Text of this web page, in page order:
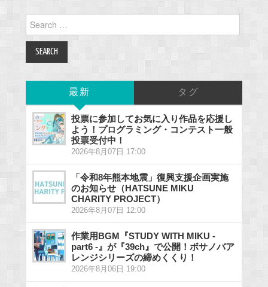
for:
最新 タグ
投票に参加してお気に入り作品を応援し
よう！プログラミング・コンテスト一般
投票受付中！
2026年8月07日 17:00
「令和8年熊本地震」復興支援企画実施
のお知らせ（HATSUNE MIKU
CHARITY PROJECT）
2026年8月07日 12:00
作業用BGM『STUDY WITH MIKU -
part6 -』が『39ch』で公開！ボサノバア
レンジシリーズの締めくくり！
2026年8月06日 19:00